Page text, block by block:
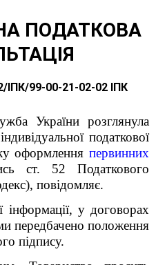
ПОДАТКОВА
ІПК/99-00-21-02-02 ІПК
України розглянула
податкової
оформлення первинних
ст. 52 Податкового
повідомляє.
інформації, у договорах
передбачено положення
підпису.